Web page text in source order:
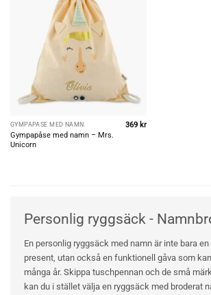
GYMPAPÅSE MED NAMN
Gympapåse med namn – Mrs.
Unicorn
369kr
Personlig ryggsäck -
En personlig ryggsäck med namn är inte bara
present, utan också en funktionell gåva som
många år. Skippa tuschpennan och de små
kan du i stället välja en ryggsäck med broderat